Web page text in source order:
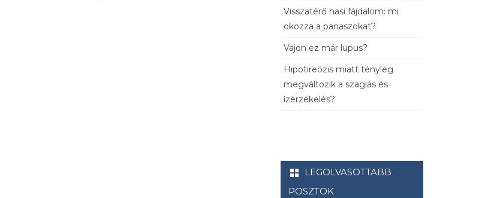
Visszatérő hasi fájdalom: mi
okozza a panaszokat?
Vajon ez már lupus?
Hipotireózis miatt tényleg
megváltozik a szaglás és
ízérzékelés?
LEGOLVASOTTABB
POSZTOK